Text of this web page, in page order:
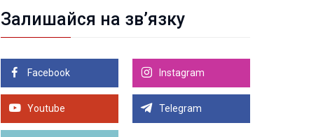
05.08.2026 21:18
Порівняння телеоб'єктивів Sigma Sports та Sony G-
05.08.2026 21:00
У Луцьку на 99,9% готовий новий Державний
ветеранський простір. ВІДЕО
Більше новин
Залишайся на зв’язку
Facebook Instagram
Youtube Telegram